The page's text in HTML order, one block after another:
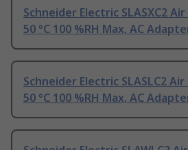
Schneider Electric SLASXC2
50 °C 100 %RH Max, AC
Schneider Electric SLASLC2
50 °C 100 %RH Max, AC